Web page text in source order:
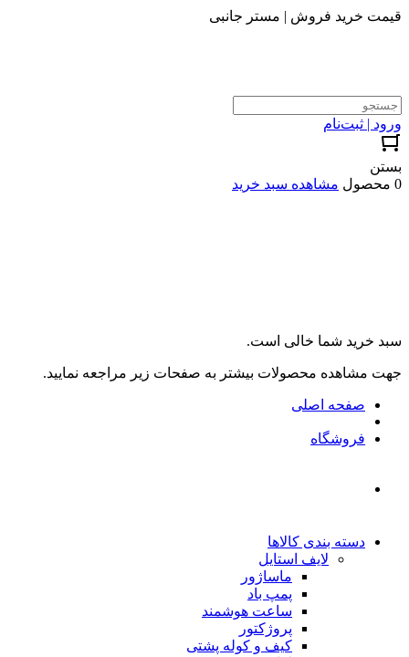
قیمت خرید فروش | مستر جانبی
ورود | ثبت‌نام
بستن
0 محصول
مشاهده سبد خرید
سبد خرید شما خالی است.
جهت مشاهده محصولات بیشتر به صفحات زیر مراجعه نمایید.
صفحه اصلی
فروشگاه
دسته بندی کالاها
لایف استایل
ماساژور
پمپ باد
ساعت هوشمند
پروژکتور
کیف و کوله پشتی